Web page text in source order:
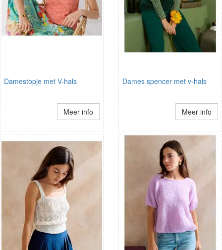
Damestopje met V-hals
Meer info
Dames spencer met v-hals
Meer info